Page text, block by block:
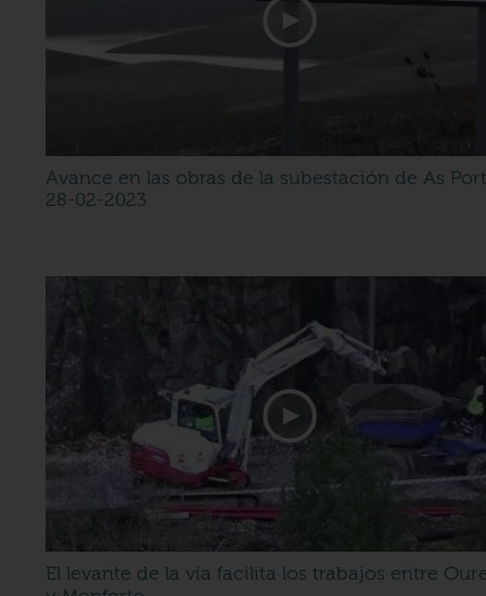
Avance en las obras de la subestación de As
28-02-2023
El levante de la vía facilita los trabajos entre